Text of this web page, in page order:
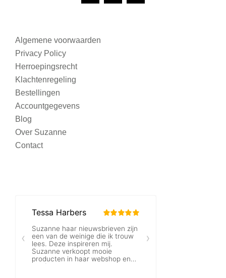
Algemene voorwaarden
Privacy Policy
Herroepingsrecht
Klachtenregeling
Bestellingen
Accountgegevens
Blog
Over Suzanne
Contact